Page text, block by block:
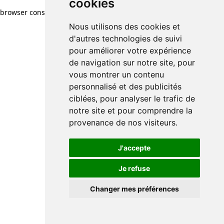
cookies
Nous utilisons des cookies et
d'autres technologies de suivi
pour améliorer votre expérience
de navigation sur notre site, pour
vous montrer un contenu
personnalisé et des publicités
ciblées, pour analyser le trafic de
notre site et pour comprendre la
provenance de nos visiteurs.
J'accepte
Je refuse
Changer mes préférences
browser console for more information)